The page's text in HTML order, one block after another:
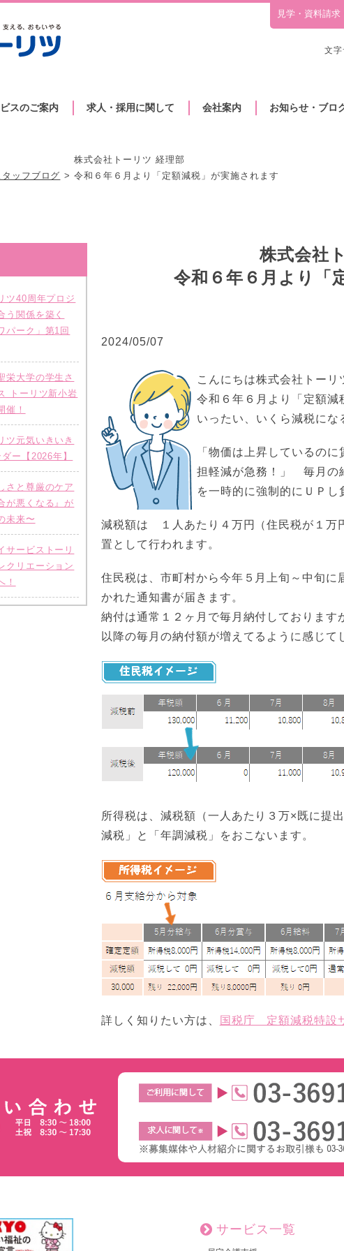
見学・資料請
文
スのご案内 求人・採用に関して 会社案内 お知らせ・ブロ
タッフブログ
株式会社トーリツ 経理部
令和６年６月より「定額減税」が実施されます
株式会社
令和６年６月より「
2024/05/07
こんにちは株式会社トーリ
令和６年６月より「定額減
いったい、いくら減税にな
「物価は上昇しているの
担軽減が急務！」 毎月の
を一時的に強制的にＵＰし
減税額は １人あたり４万円（住民税が１万
置として行われます。
住民税は、市町村から今年５月上旬～中旬に
かれた通知書が届きます。
納付は通常１２ヶ月で毎月納付しておりま
以降の毎月の納付額が増えてるように感じて
所得税は、減税額（一人あたり３万×既に提
減税」と「年調減税」をおこないます。
詳しく知りたい方は、 国税庁 定額減税特設
ツ40周年プロジ
う関係を築く
パーク」第1回
栄大学の学生さ
トーリツ新小岩
催！
ツ元気いきいき
ー【2026年】
さと尊厳のケア
が悪くなる』が
未来〜
サービストーリ
クリエーション
！
サービス一覧